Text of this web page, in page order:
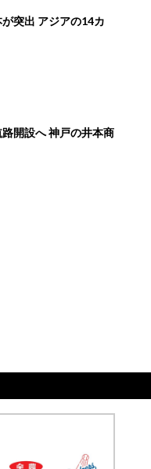
突出 アジアの14カ
開設へ 神戸の井本商